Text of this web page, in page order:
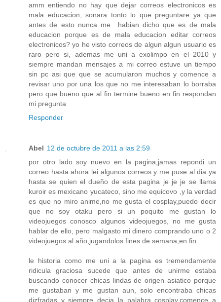
amm entiendo no hay que dejar correos electronicos es
mala educacion, sonara tonto lo que preguntare ya que
antes de esto nunca me habian dicho que es de mala
educacion porque es de mala educacion editar correos
electronicos? yo he visto correos de algun algun usuario es
raro pero si, ademas me uni a exolimpo en el 2010 y
siempre mandan mensajes a mi correo estuve un tiempo
sin pc asi que que se acumularon muchos y comence a
revisar uno por una los que no me interesaban lo borraba
pero que bueno que al fin termine bueno en fin respondan
mi pregunta
Responder
Abel 12 de octubre de 2011 a las 2:59
por otro lado soy nuevo en la pagina,jamas repondi un
correo hasta ahora lei algunos correos y me puse al dia ya
hasta se quien el dueño de esta pagina je je je se llama
kuroir es mexicano yucateco, sino me equicovo ,y la verdad
es que no miro anime,no me gusta el cosplay,puedo decir
que no soy otaku pero si un poquito me gustan lo
videojuegos conosco algunos videojuegos, no me gusta
hablar de ello, pero malgasto mi dinero comprando uno o 2
videojuegos al año,jugandolos fines de semana,en fin.
le historia como me uni a la pagina es tremendamente
ridicula graciosa sucede que antes de unirme estaba
buscando conocer chicas lindas de origen asiatico porque
me gustaban y me gustan aun, solo encontraba chicas
dizfradas y siempre decia la palabra cosplay,comence a